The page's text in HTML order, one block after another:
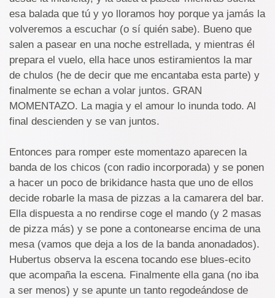
esa balada que tú y yo lloramos hoy porque ya jamás la
volveremos a escuchar (o sí quién sabe). Bueno que
salen a pasear en una noche estrellada, y mientras él
prepara el vuelo, ella hace unos estiramientos la mar
de chulos (he de decir que me encantaba esta parte) y
finalmente se echan a volar juntos. GRAN
MOMENTAZO. La magia y el amour lo inunda todo. Al
final descienden y se van juntos.
Entonces para romper este momentazo aparecen la
banda de los chicos (con radio incorporada) y se ponen
a hacer un poco de brikidance hasta que uno de ellos
decide robarle la masa de pizzas a la camarera del bar.
Ella dispuesta a no rendirse coge el mando (y 2 masas
de pizza más) y se pone a contonearse encima de una
mesa (vamos que deja a los de la banda anonadados).
Hubertus observa la escena tocando ese blues-ecito
que acompaña la escena. Finalmente ella gana (no iba
a ser menos) y se apunte un tanto regodeándose de